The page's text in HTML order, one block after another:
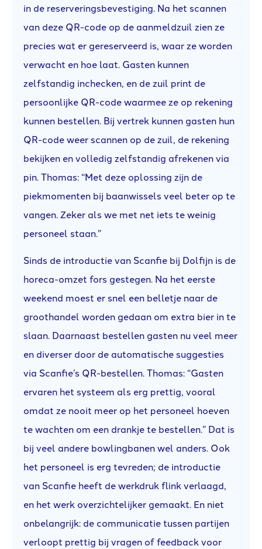
in de reserveringsbevestiging. Na het scannen
van deze QR-code op de aanmeldzuil zien ze
precies wat er gereserveerd is, waar ze worden
verwacht en hoe laat. Gasten kunnen
zelfstandig inchecken, en de zuil print de
persoonlijke QR-code waarmee ze op rekening
kunnen bestellen. Bij vertrek kunnen gasten hun
QR-code weer scannen op de zuil, de rekening
bekijken en volledig zelfstandig afrekenen via
pin. Thomas: “Met deze oplossing zijn de
piekmomenten bij baanwissels veel beter op te
vangen. Zeker als we met net iets te weinig
personeel staan.”
Sinds de introductie van Scanfie bij Dolfijn is de
horeca-omzet fors gestegen. Na het eerste
weekend moest er snel een belletje naar de
groothandel worden gedaan om extra bier in te
slaan. Daarnaast bestellen gasten nu veel meer
en diverser door de automatische suggesties
via Scanfie’s QR-bestellen. Thomas: “Gasten
ervaren het systeem als erg prettig, vooral
omdat ze nooit meer op het personeel hoeven
te wachten om een drankje te bestellen.” Dat is
bij veel andere bowlingbanen wel anders. Ook
het personeel is erg tevreden; de introductie
van Scanfie heeft de werkdruk flink verlaagd,
en het werk overzichtelijker gemaakt. En niet
onbelangrijk: de communicatie tussen partijen
verloopt prettig bij vragen of feedback voor